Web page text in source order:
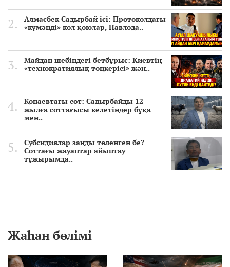
Алмасбек Садырбай ісі: Протоколдағы
«күмәнді» кол қоюлар, Павлода..
Майдан шебіндегі бетбұрыс: Киевтің
«технократиялық төңкерісі» жән..
Қонаевтағы сот: Садырбайды 12
жылға соттағысы келетіндер бұқа
мен..
Субсидиялар заңды төленген бе?
Соттағы жауаптар айыптау
тұжырымда..
Жаһан бөлімі